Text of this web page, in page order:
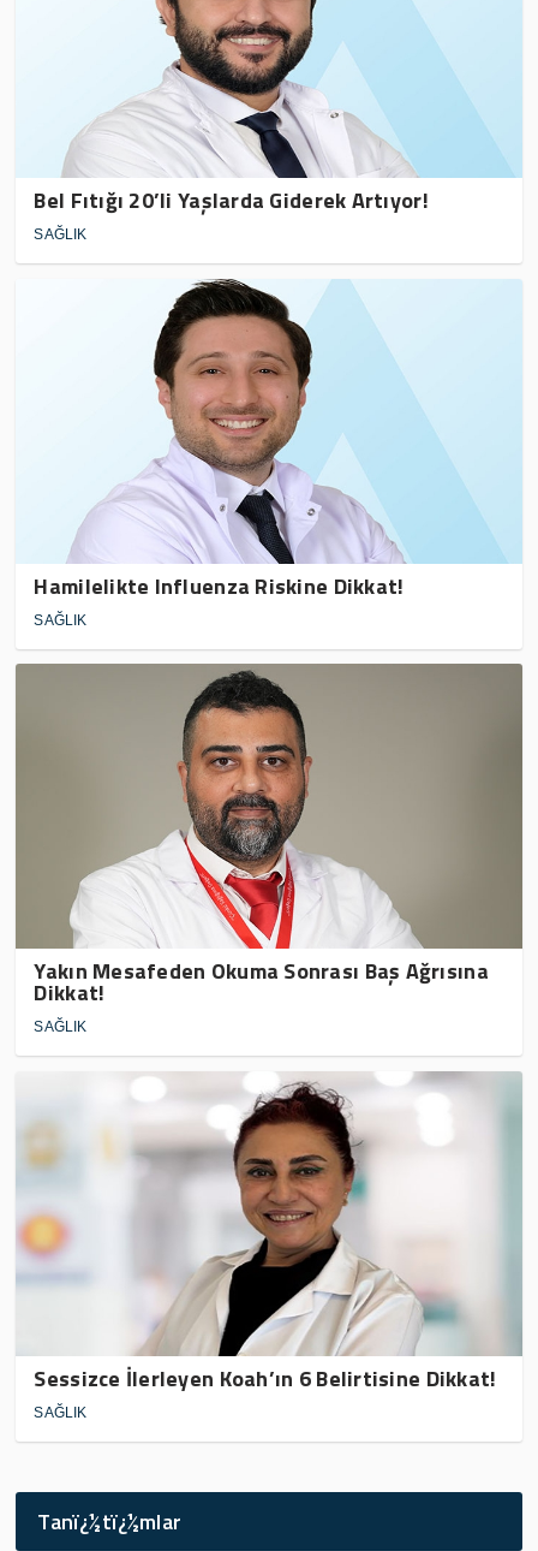
Bel Fıtığı 20’li Yaşlarda Giderek Artıyor!
SAĞLIK
Hamilelikte Influenza Riskine Dikkat!
SAĞLIK
Yakın Mesafeden Okuma Sonrası Baş Ağrısına
Dikkat!
SAĞLIK
Sessizce İlerleyen Koah’ın 6 Belirtisine Dikkat!
SAĞLIK
Tanï¿½tï¿½mlar